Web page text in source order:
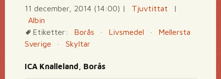
11 december, 2014 (14:00) | Tjuvtittat
|
Albin
Etiketter:
Borås · Livsmedel ·
Mellersta
Sverige
· Skyltar
ICA Knalleland, Borås